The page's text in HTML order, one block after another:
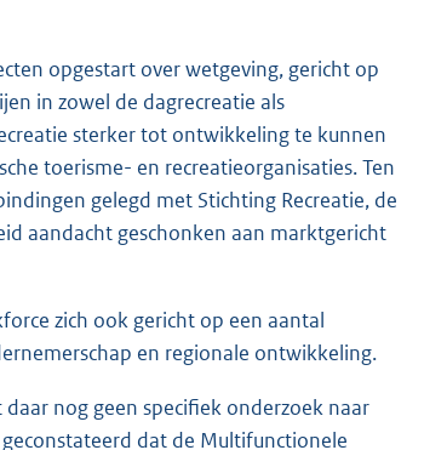
opgestart over wetgeving, gericht op
in zowel de dagrecreatie als
sterker tot ontwikkeling te kunnen
toerisme- en recreatieorganisaties. Ten
gelegd met Stichting Recreatie, de
aandacht geschonken aan marktgericht
zich ook gericht op een aantal
en regionale ontwikkeling.
nog geen specifiek onderzoek naar
dat de Multifunctionele